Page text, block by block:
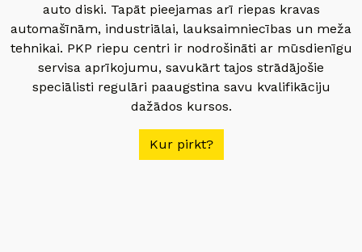
auto diski. Tapāt pieejamas arī riepas kravas
automašīnām, industriālai, lauksaimniecības un meža
tehnikai. PKP riepu centri ir nodrošināti ar mūsdienīgu
servisa aprīkojumu, savukārt tajos strādājošie
speciālisti regulāri paaugstina savu kvalifikāciju
dažādos kursos.
Kur pirkt?